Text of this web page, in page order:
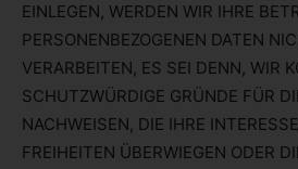
EINLEGEN, WERDEN WIR IHRE
PERSONENBEZOGENEN DATEN
VERARBEITEN, ES SEI DENN, WIR
SCHUTZWÜRDIGE GRÜNDE FÜR
NACHWEISEN, DIE IHRE
FREIHEITEN ÜBERWIEGEN ODER